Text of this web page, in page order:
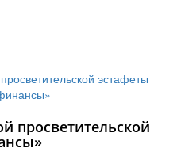
просветительской